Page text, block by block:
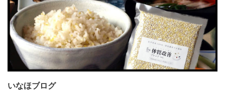
いなほブログ